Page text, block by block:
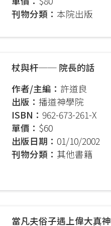
刊物分類： 本院出版
杖與杆── 院長的話
作者/主編： 許道良
出版： 播道神學院
ISBN： 962-673-261-X
單價： $60
出版日期： 01/10/2002
刊物分類： 其他書籍
當凡夫俗子遇上偉大真神